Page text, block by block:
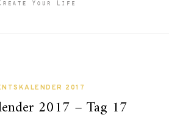
2017
2017 – Tag 17